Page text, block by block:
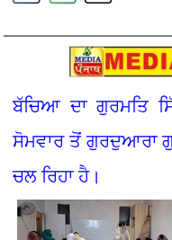
ਬੱਚਿਆ ਦਾ ਗੁਰਮਤਿ
ਸੋਮਵਾਰ ਤੋਂ ਗੁਰਦੁਆਰਾ
ਚਲ ਰਿਹਾ ਹੈ।